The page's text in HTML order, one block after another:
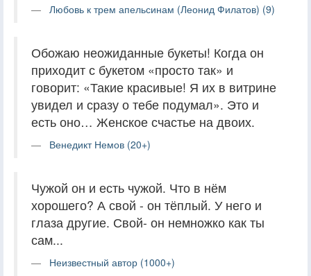
Любовь к трем апельсинам (Леонид Филатов) (9)
Обожаю неожиданные букеты! Когда он
приходит с букетом «просто так» и
говорит: «Такие красивые! Я их в витрине
увидел и сразу о тебе подумал». Это и
есть оно… Женское счастье на двоих.
Венедикт Немов (20+)
Чужой он и есть чужой. Что в нём
хорошего? А свой - он тёплый. У него и
глаза другие. Свой- он немножко как ты
сам...
Неизвестный автор (1000+)